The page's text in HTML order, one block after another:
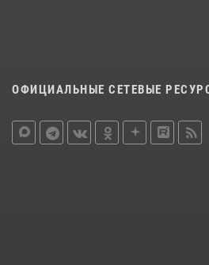
ОФИЦИАЛЬНЫЕ СЕТЕВЫЕ